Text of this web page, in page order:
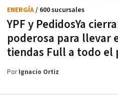
YPF y PedidosYa
poderosa para llevar
tiendas Full a todo el
ENERGÍA/ 600 sucursales
PorIgnacio Ortiz